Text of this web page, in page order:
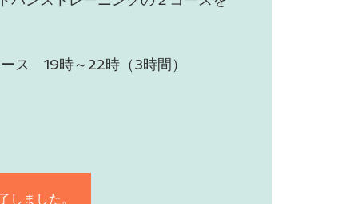
ス 19時～22時（3時間）
しました。